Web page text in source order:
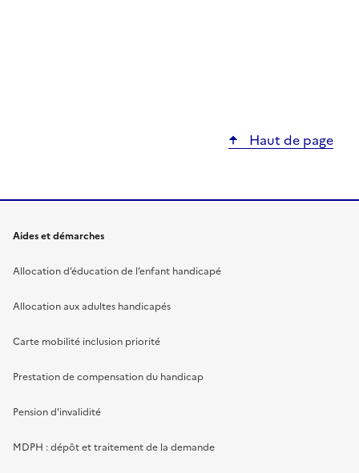
Haut de page
Aides et démarches
Allocation d’éducation de l’enfant handicapé
Allocation aux adultes handicapés
Carte mobilité inclusion priorité
Prestation de compensation du handicap
Pension d'invalidité
MDPH : dépôt et traitement de la demande